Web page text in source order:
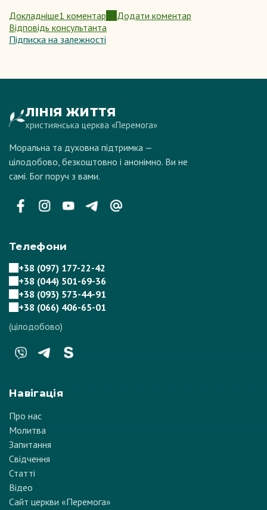
Докладніше
про
Прошу
помолитися
сина
перестав
пити
1 коментар
Додати коментар
Відповідь консультанта
Підписка на залежності
ЛІНІЯ ЖИТТЯ
християнська церква «Перемога»
Моральна та духовна підтримка —
цілодобово, безкоштовно і анонімно. Ви не
самі. Бог поруч з вами.
Телефони
+38 (097) 177-22-42
+38 (044) 501-69-36
+38 (093) 573-44-91
+38 (066) 406-65-01
(цілодобово)
Навігація
Про нас
Молитва
Запитання
Свідчення
Статті
Відео
Сайт церкви «Перемога»